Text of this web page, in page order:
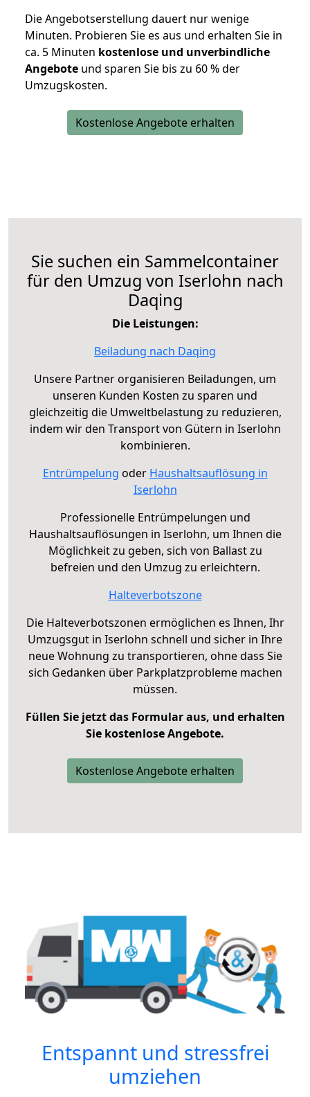
Die Angebotserstellung dauert nur wenige
Minuten. Probieren Sie es aus und erhalten Sie in
ca. 5 Minuten kostenlose und unverbindliche
Angebote und sparen Sie bis zu 60 % der
Umzugskosten.
Kostenlose Angebote erhalten
Sie suchen ein Sammelcontainer
für den Umzug von Iserlohn nach
Daqing
Die Leistungen:
Beiladung nach Daqing
Unsere Partner organisieren Beiladungen, um
unseren Kunden Kosten zu sparen und
gleichzeitig die Umweltbelastung zu reduzieren,
indem wir den Transport von Gütern in Iserlohn
kombinieren.
Entrümpelung oder Haushaltsauflösung in
Iserlohn
Professionelle Entrümpelungen und
Haushaltsauflösungen in Iserlohn, um Ihnen die
Möglichkeit zu geben, sich von Ballast zu
befreien und den Umzug zu erleichtern.
Halteverbotszone
Die Halteverbotszonen ermöglichen es Ihnen, Ihr
Umzugsgut in Iserlohn schnell und sicher in Ihre
neue Wohnung zu transportieren, ohne dass Sie
sich Gedanken über Parkplatzprobleme machen
müssen.
Füllen Sie jetzt das Formular aus, und erhalten
Sie kostenlose Angebote.
Kostenlose Angebote erhalten
Entspannt und stressfrei
umziehen